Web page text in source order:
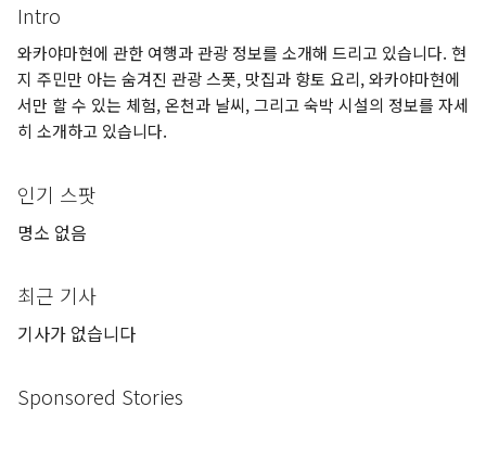
Intro
와카야마현에 관한 여행과 관광 정보를 소개해 드리고 있습니다. 현
지 주민만 아는 숨겨진 관광 스폿, 맛집과 향토 요리, 와카야마현에
서만 할 수 있는 체험, 온천과 날씨, 그리고 숙박 시설의 정보를 자세
히 소개하고 있습니다.
인기 스팟
명소 없음
최근 기사
기사가 없습니다
Sponsored Stories